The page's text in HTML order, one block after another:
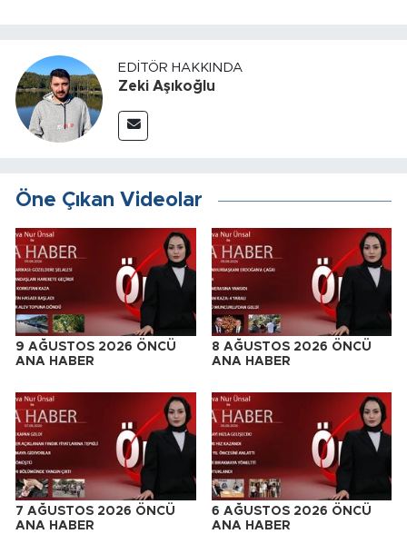
EDITÖR HAKKINDA
Zeki Aşıkoğlu
Öne Çıkan Videolar
9 AĞUSTOS 2026 ÖNCÜ
ANA HABER
8 AĞUSTOS 2026 ÖNCÜ
ANA HABER
7 AĞUSTOS 2026 ÖNCÜ
ANA HABER
6 AĞUSTOS 2026 ÖNCÜ
ANA HABER